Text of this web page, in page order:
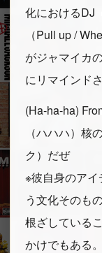
化におけるDJ
（Pull up /
がジャマイカ
にリマインド
(Ha-ha-ha)
（ハハハ）核
ク）だぜ
※彼自身のア
う文化そのも
根ざしている
かけでもある。